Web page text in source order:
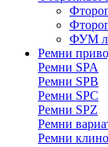
ФУМ
Ремни
Ремни SPA
Ремни SPB
Ремни SPC
Ремни SPZ
Ремни
Ремни